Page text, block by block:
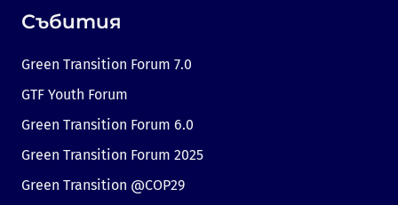
Събития
Green Transition Forum 7.0
GTF Youth Forum
Green Transition Forum 6.0
Green Transition Forum 2025
Green Transition @COP29